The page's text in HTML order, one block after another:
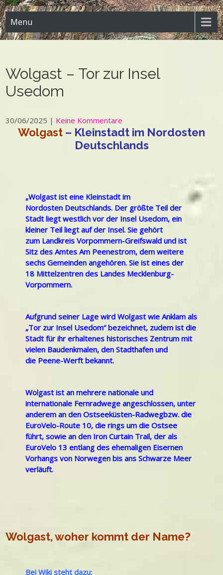
Menu
Wolgast – Tor zur Insel
Usedom
30/06/2025 | Keine Kommentare
Wolgast – Kleinstadt im Nordosten
Deutschlands
„Wolgast ist eine Kleinstadt im
Nordosten Deutschlands. Der größte Teil der
Stadt liegt westlich vor der Insel Usedom, ein
kleiner Teil liegt auf der Insel. Sie gehört
zum Landkreis Vorpommern-Greifswald und ist
Sitz desAmtes Am Peenestrom, dem weitere
sechs Gemeinden angehören. Sie ist eines der
18 Mittelzentren des Landes Mecklenburg-
Vorpommern.
Aufgrund seiner Lage wird Wolgast wieAnklam als
„Tor zur Insel Usedom“ bezeichnet, zudem ist die
Stadt für ihr erhaltenes historisches Zentrum mit
vielen Baudenkmalen, den Stadthafen und
die Peene-Werft bekannt.
Wolgast ist an mehrere nationale und
internationale Fernradwege angeschlossen, unter
anderem an denOstseeküsten-Radwegbzw. die
EuroVelo-Route 10, die rings um die Ostsee
führt, sowie an den Iron Curtain Trail, der als
EuroVelo 13 entlang des ehemaligen Eisernen
Vorhangs von Norwegen bis ans Schwarze Meer
verläuft.
Wolgast, woher kommt der Name?
Bei Wiki steht dazu: